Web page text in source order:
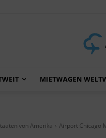
MIETWAGEN
von Amerika Airport Chicago